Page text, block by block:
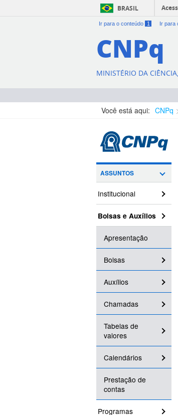
BRASIL
Ir para o conteúdo 1 Ir para
CNPq
MINISTÉRIO DA
Você está aqui: CNPq
ASSUNTOS
Institucional
Bolsas e Auxílios
Apresentação
Bolsas
Auxílios
Chamadas
Tabelas de
valores
Calendários
Prestação de
contas
Programas